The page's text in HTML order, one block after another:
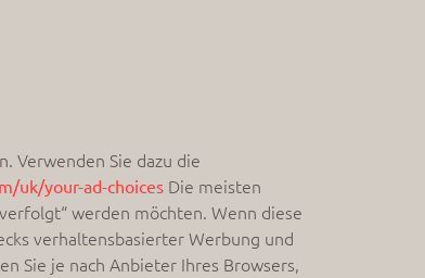
Verwenden Sie dazu die
uk/your-ad-choicesDie meisten
werden möchten. Wenn diese
verhaltensbasierter Werbung und
Sie je nach Anbieter Ihres Browsers,